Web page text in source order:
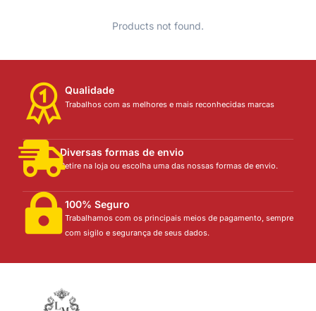
Products not found.
Qualidade
Trabalhos com as melhores e mais reconhecidas marcas
Diversas formas de envio
Retire na loja ou escolha uma das nossas formas de envio.
100% Seguro
Trabalhamos com os principais meios de pagamento, sempre
com sigilo e segurança de seus dados.